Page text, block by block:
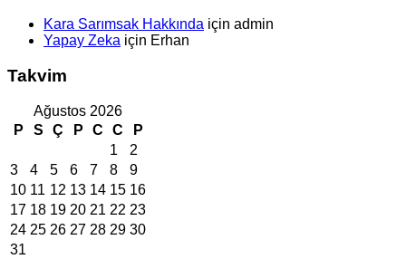
Kara Sarımsak Hakkında için admin
Yapay Zeka için Erhan
Takvim
Ağustos 2026
P
S Ç P C C
P
1
2
3
4 5 6 7 8
9
10 11 12 13 14 15 16
17 18 19 20 21 22 23
24 25 26 27 28 29 30
31